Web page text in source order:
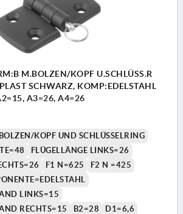
M.BOLZEN/KOPF U.SCHLÜSS.R
SCHWARZ, KOMP:EDELSTAHL
A3=26, A4=26
KOPF UND SCHLÜSSELRING
FLÜGELLÄNGE LINKS=26
F1 N=625
F2 N =425
LINKS=15
RECHTS=15
B2=28
D1=6,6